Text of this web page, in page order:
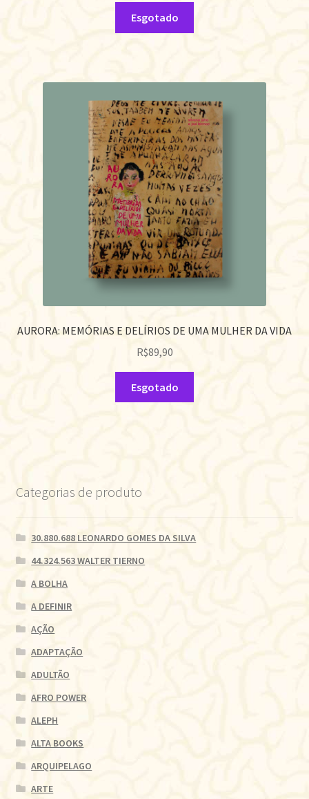
Esgotado
AURORA: MEMÓRIAS E DELÍRIOS DE UMA MULHER DA VIDA
R$89,90
Esgotado
Categorias de produto
30.880.688 LEONARDO GOMES DA SILVA
44.324.563 WALTER TIERNO
A BOLHA
A DEFINIR
AÇÃO
ADAPTAÇÃO
ADULTÃO
AFRO POWER
ALEPH
ALTA BOOKS
ARQUIPELAGO
ARTE